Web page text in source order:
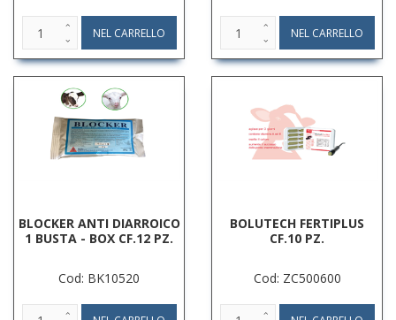
BLOCKER ANTI DIARROICO
1 BUSTA - BOX CF.12 PZ.
Cod: BK10520
BOLUTECH FERTIPLUS
CF.10 PZ.
Cod: ZC500600